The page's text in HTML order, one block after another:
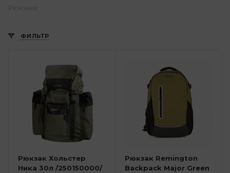
ФИЛЬТР
Рюкзак Хольстер
Ника 30л /250150000/
Рюкзак Remington
Backpack Major Green